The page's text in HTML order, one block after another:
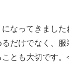
なってきまし
だけでなく、
とも大切です。